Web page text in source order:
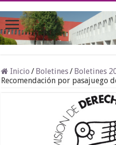
Inicio / Boletines/ Boletines
Recomendación por pasajuego